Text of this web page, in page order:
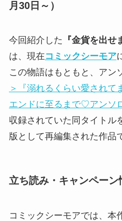
月30日～）
今回紹介した 『金貨を出せ
は、現在コミックシーモア
この物語はもともと、アン
＞『溺れるくらい愛されて
エンドに至るまで♡アンソ
収録されていた同タイトル
版として再編集された作品
立ち読み・キャンペーン
コミックシーモアでは、本